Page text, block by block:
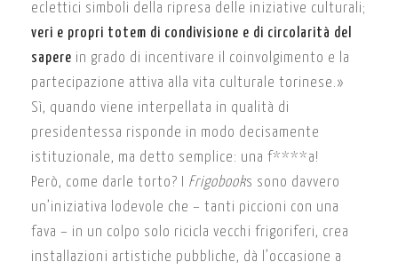
eclettici simboli della ripresa delle iniziative culturali;
veri e propri totem di condivisione e di circolarità del
sapere in grado di incentivare il coinvolgimento e la
partecipazione attiva alla vita culturale torinese.»
Sì, quando viene interpellata in qualità di
presidentessa risponde in modo decisamente
istituzionale, ma detto semplice: una f****a!
Però, come darle torto? I Frigobooks sono davvero
un’iniziativa lodevole che – tanti piccioni con una
fava – in un colpo solo ricicla vecchi frigoriferi, crea
installazioni artistiche pubbliche, dà l’occasione a